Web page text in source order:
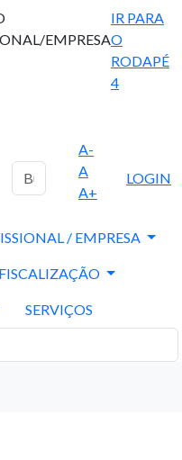
EMPRESA
IR PARA
O
RODAPÉ
4
A-
A
A+
LOGIN
/ EMPRESA
FISCALIZAÇÃO
SERVIÇOS